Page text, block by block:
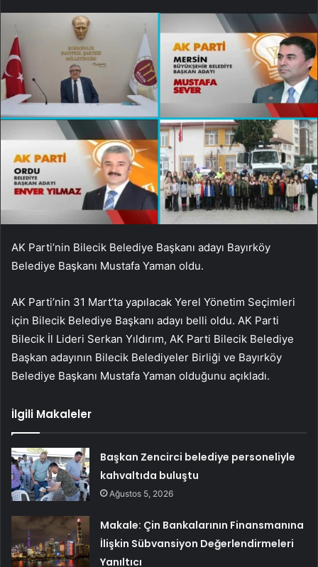
AK Parti’nin Bilecik Belediye Başkanı adayı Bayırköy
Belediye Başkanı Mustafa Yaman oldu.
AK Parti’nin 31 Mart’ta yapılacak Yerel Yönetim Seçimleri
için Bilecik Belediye Başkanı adayı belli oldu. AK Parti
Bilecik İl Lideri Serkan Yıldırım, AK Parti Bilecik Belediye
Başkan adayının Bilecik Belediyeler Birliği ve Bayırköy
Belediye Başkanı Mustafa Yaman olduğunu açıkladı.
İlgili Makaleler
Başkan Zencirci belediye personeliyle
kahvaltıda buluştu
Ağustos 5, 2026
Makale: Çin Bankalarının Finansmanına
İlişkin Sübvansiyon Değerlendirmeleri
Yanıltıcı